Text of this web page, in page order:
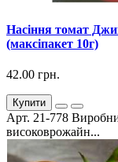
Насіння томат
(максіпакет 10г)
42.00 грн.
Купити
Арт. 21-778
високоврожайн...